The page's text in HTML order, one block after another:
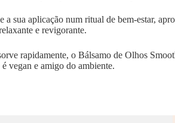
a sua aplicação num ritual de bem-estar,
e revigorante.
rapidamente, o Bálsamo de Olhos
vegan e amigo do ambiente.